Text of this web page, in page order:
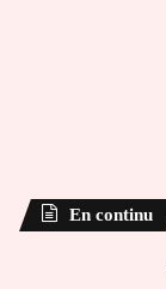
En continu